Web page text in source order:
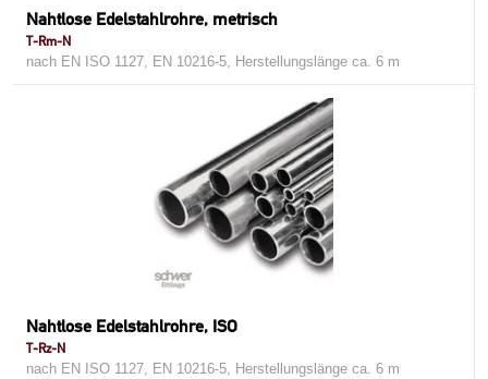
Nahtlose Edelstahlrohre, metrisch
T-Rm-N
nach EN ISO 1127, EN 10216-5, Herstellungslänge ca. 6 m
Nahtlose Edelstahlrohre, ISO
T-Rz-N
nach EN ISO 1127, EN 10216-5, Herstellungslänge ca. 6 m